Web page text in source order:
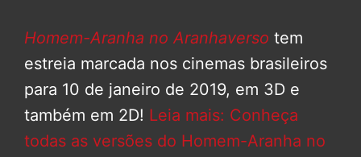
Homem-Aranha no Aranhaverso tem
estreia marcada nos cinemas brasileiros
para 10 de janeiro de 2019, em 3D e
também em 2D! Leia mais: Conheça
todas as versões do Homem-Aranha no